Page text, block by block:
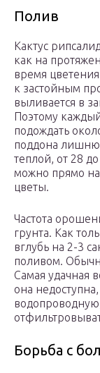
Полив
Кактус
как на
время
к застойным
выливается в
Поэтому
подождать
поддона
теплой, от 28
можно прямо на
цветы.
Частота
грунта. Как
вглубь на 2-3
поливом.
Самая удачная
она
Борьба с